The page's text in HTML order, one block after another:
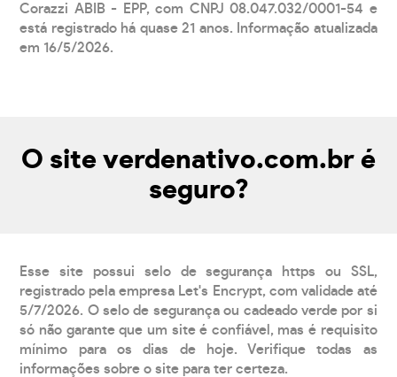
Corazzi ABIB - EPP, com CNPJ 08.047.032/0001-54 e
está registrado há quase 21 anos. Informação atualizada
em 16/5/2026.
O site verdenativo.com.br é
seguro?
Esse site possui selo de segurança https ou SSL,
registrado pela empresa Let's Encrypt, com validade até
5/7/2026. O selo de segurança ou cadeado verde por si
só não garante que um site é confiável, mas é requisito
mínimo para os dias de hoje. Verifique todas as
informações sobre o site para ter certeza.